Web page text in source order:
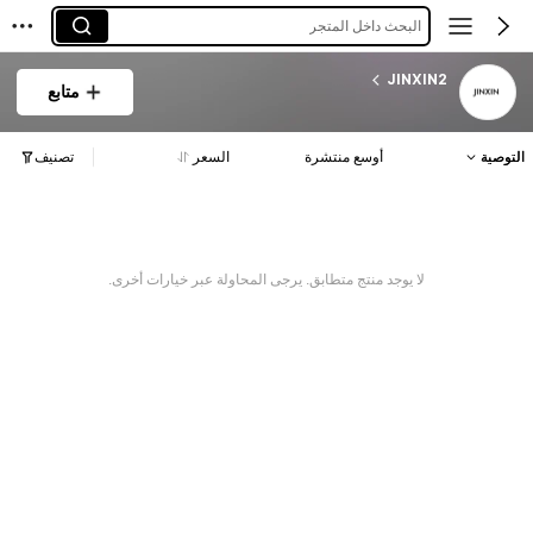
البحث داخل المتجر
JINXIN2
متابع
التوصية أوسع منتشرة السعر تصنيف
لا يوجد منتج متطابق. يرجى المحاولة عبر خيارات أخرى.